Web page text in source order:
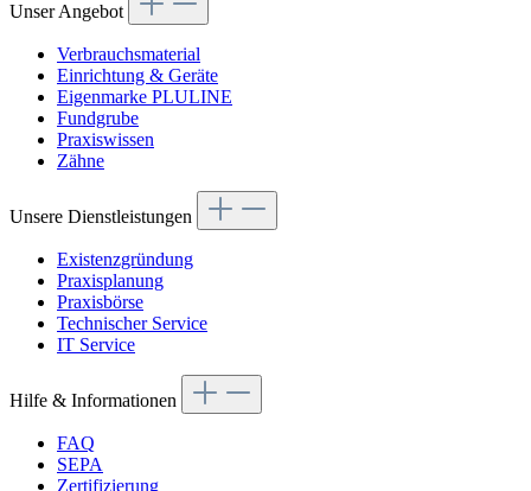
Unser Angebot
Verbrauchsmaterial
Einrichtung & Geräte
Eigenmarke PLULINE
Fundgrube
Praxiswissen
Zähne
Unsere Dienstleistungen
Existenzgründung
Praxisplanung
Praxisbörse
Technischer Service
IT Service
Hilfe & Informationen
FAQ
SEPA
Zertifizierung